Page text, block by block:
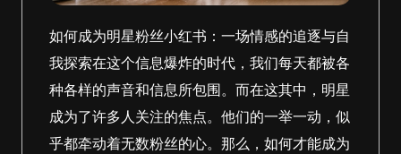
如何成为明星粉丝小红书：一场情感的追逐与自
我探索在这个信息爆炸的时代，我们每天都被各
种各样的声音和信息所包围。而在这其中，明星
成为了许多人关注的焦点。他们的一举一动，似
乎都牵动着无数粉丝的心。那么，如何才能成为